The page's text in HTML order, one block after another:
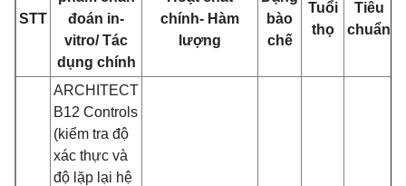
STT
đoán in-
vitro/ Tác
dụng chính
chính- Hàm
lượng
bào
chế
Tuổi
thọ
Tiêu
chuẩn
ARCHITECT
B12 Controls
(kiểm tra độ
xác thực và
độ lặp lại hệ